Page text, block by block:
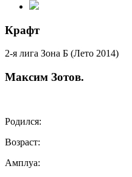
Крафт
2-я лига Зона Б (Лето 2014)
Максим Зотов.
Родился:
Возраст:
Амплуа: